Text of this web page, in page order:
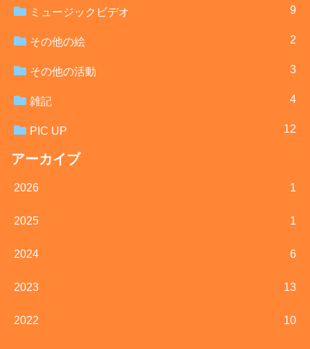
ミュージックビデオ 9
その他の絵 2
その他の活動 3
雑記 4
PIC UP 12
アーカイブ
2026 1
2025 1
2024 6
2023 13
2022 10